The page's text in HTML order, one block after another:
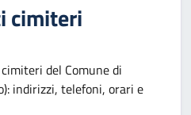
cimiteri
del Comune di
indirizzi, telefoni, orari e